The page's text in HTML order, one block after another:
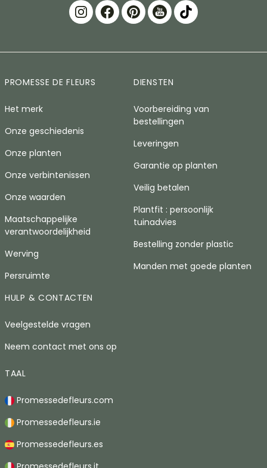
PROMESSE DE FLEURS
Het merk
Onze geschiedenis
Onze planten
Onze verbintenissen
Onze waarden
Maatschappelijke
verantwoordelijkheid
Werving
Persruimte
DIENSTEN
Voorbereiding van
bestellingen
Leveringen
Garantie op planten
Veilig betalen
Plantfit : persoonlijk
tuinadvies
Bestelling zonder plastic
Manden met goede planten
HULP & CONTACTEN
Veelgestelde vragen
Neem contact met ons op
TAAL
Promessedefleurs.com
Promessedefleurs.ie
Promessedefleurs.es